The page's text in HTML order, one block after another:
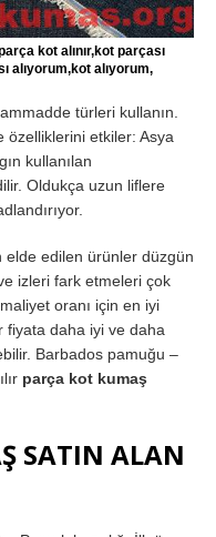
kot alınır,kot parçası
alıyorum,kot alıyorum,
türleri kullanın.
özelliklerini etkiler: Asya
kullanılan
Oldukça uzun liflere
edilen ürünler düzgün
izleri fark etmeleri çok
oranı için en iyi
fiyata daha iyi ve daha
Barbados pamuğu –
parça kot kumaş
SATIN ALAN